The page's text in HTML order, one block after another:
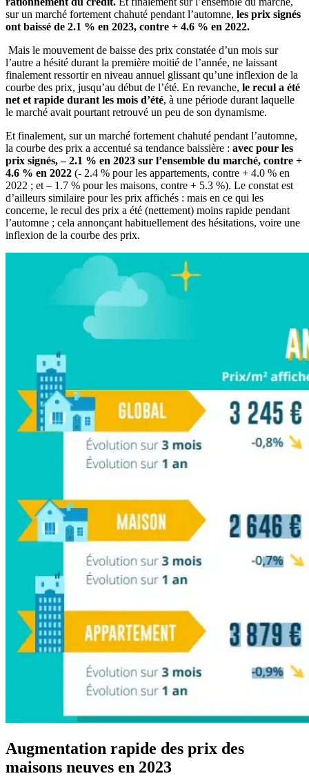
sur un marché fortement chahuté pendant l’automne, les prix signés
ont baissé de 2.1 % en 2023, contre + 4.6 % en 2022.
Mais le mouvement de baisse des prix constatée d’un mois sur
l’autre a hésité durant la première moitié de l’année, ne laissant
finalement ressortir en niveau annuel glissant qu’une inflexion de la
courbe des prix, jusqu’au début de l’été. En revanche, le recul a été
net et rapide durant les mois d’été, à une période durant laquelle
le marché avait pourtant retrouvé un peu de son dynamisme.
Et finalement, sur un marché fortement chahuté pendant l’automne,
la courbe des prix a accentué sa tendance baissière : avec pour les
prix signés, – 2.1 % en 2023 sur l’ensemble du marché, contre +
4.6 % en 2022 (- 2.4 % pour les appartements, contre + 4.0 % en
2022 ; et – 1.7 % pour les maisons, contre + 5.3 %). Le constat est
d’ailleurs similaire pour les prix affichés : mais en ce qui les
concerne, le recul des prix a été (nettement) moins rapide pendant
l’automne ; cela annonçant habituellement des hésitations, voire une
inflexion de la courbe des prix.
Augmentation rapide des prix des
maisons neuves en 2023